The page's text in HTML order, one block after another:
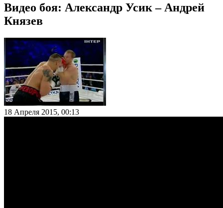
Видео боя: Александр Усик – Андрей
Князев
18 Апреля 2015, 00:13